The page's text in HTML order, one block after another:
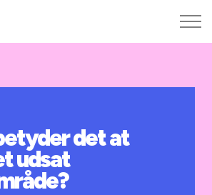
det at
udsat